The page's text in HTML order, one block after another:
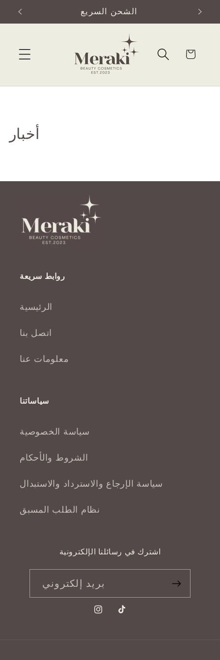
إلى
المحتوى
الشحن السريع
العربة
أخبار
روابط سريعة
الرئيسية
اتصل بنا
معلومات عنا
سياساتنا
سياسة الخصوصية
الشروط والأحكام
سياسة الإرجاع والاسترداد والاستبدال
نظام الطلب المسبق
اشترك في رسائلنا الإلكترونية
بريد إلكتروني
انستجرام
تيك